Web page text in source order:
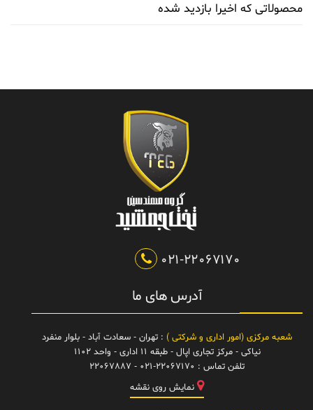
محصولاتی که اخیرا بازدید شده
021-22067170
آدرس های ما
شعبه مرکزی (امور اداری و شرکتی ) : تهران - سعادت آباد - بلوار منفرد
نیاکی - مرکز تجاری اپال - طبقه 11 اداری - واحد 1102
تلفن تماس : 021-22067170 - 22067887
نمایش روی نقشه